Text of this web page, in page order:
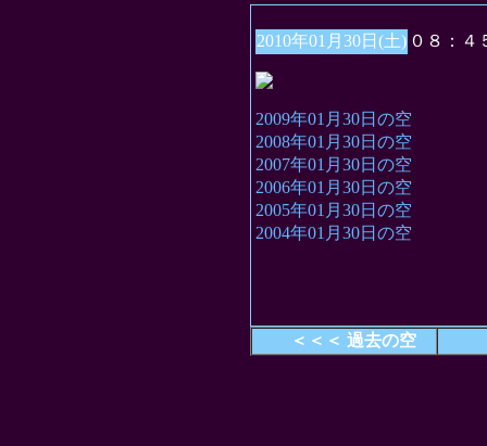
2010年01月30日(土) ０８：４
2009年01月30日の空
2008年01月30日の空
2007年01月30日の空
2006年01月30日の空
2005年01月30日の空
2004年01月30日の空
＜＜＜ 過去の空